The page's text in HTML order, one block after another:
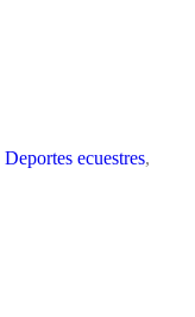
Deportes ecuestres,